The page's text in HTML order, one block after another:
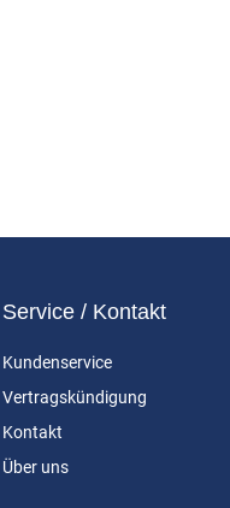
Service / Kontakt
Kundenservice
Vertragskündigung
Kontakt
Über uns